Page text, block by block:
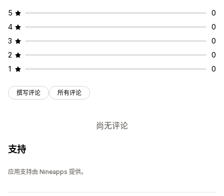
5
0
4
0
3
0
2
0
1
0
撰写评论 所有评论
尚无评论
支持
应用支持由 Nineapps 提供。